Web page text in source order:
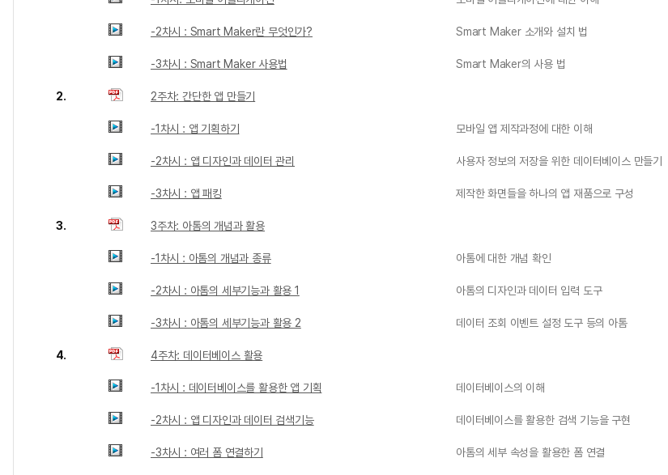
-2차시 : Smart Maker란 무엇인가? Smart Maker 소개와 설치 법
-3차시 : Smart Maker 사용법 Smart Maker의 사용 법
2. 2주차: 간단한 앱 만들기
-1차시 : 앱 기획하기 모바일 앱 제작과정에 대한 이해
-2차시 : 앱 디자인과 데이터 관리 사용자 정보의 저장을 위한 데이터베이스 만들기
-3차시 : 앱 패킹 제작한 화면들을 하나의 앱 재품으로 구성
3. 3주차: 아톰의 개념과 활용
-1차시 : 아톰의 개념과 종류 아톰에 대한 개념 확인
-2차시 : 아톰의 세부기능과 활용 1 아톰의 디자인과 데이터 입력 도구
-3차시 : 아톰의 세부기능과 활용 2 데이터 조회 이벤트 설정 도구 등의 아톰
4. 4주차: 데이터베이스 활용
-1차시 : 데이터베이스를 활용한 앱 기획 데이터베이스의 이해
-2차시 : 앱 디자인과 데이터 검색기능 데이터베이스를 활용한 검색 기능을 구현
-3차시 : 여러 폼 연결하기 아톰의 세부 속성을 활용한 폼 연결